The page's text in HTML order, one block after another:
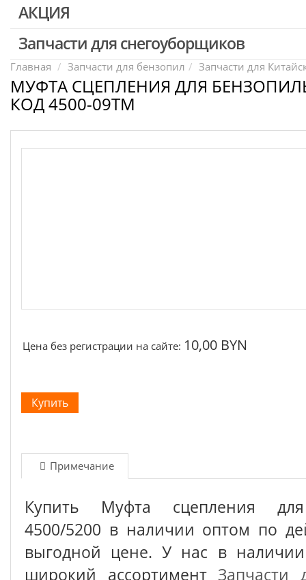
Запчасти для перфораторов и отбойных молотков
Запчасти для УШМ (болгарок)
Запчасти для электроинструмента другие
Конденсаторы
Якоря, статоры
Аккумуляторы, зарядные устройства
Щётки, щёточные узлы
АКЦИЯ
Скидка 50%
Запчасти для снегоуборщиков
Главная Запчасти для бензопил Запчасти для
МУФТА СЦЕПЛЕНИЯ ДЛЯ
КОД 4500-09TM
Цена без регистрации на сайте: 10,00 BYN
Примечание
Купить Муфта сцепления
4500/5200 в наличии оптом по
выгодной цене. У нас в
широкий ассортимент Запчасти